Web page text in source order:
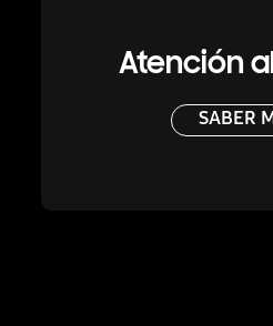
Atención
SABER